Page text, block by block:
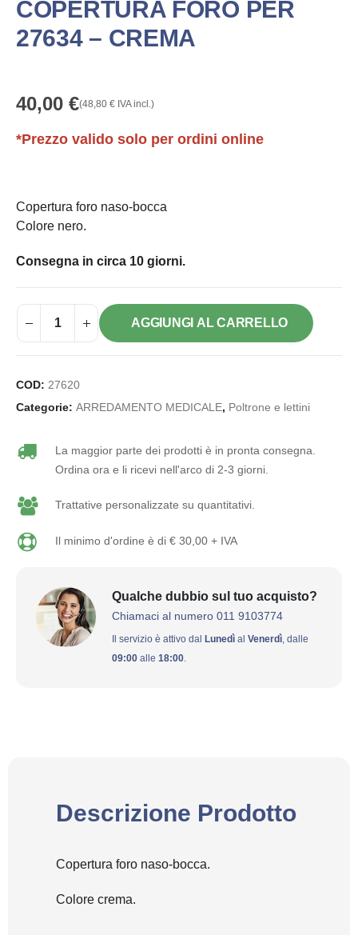
COPERTURA FORO PER
27634 – CREMA
40,00 €(48,80 € IVA incl.)
*Prezzo valido solo per ordini online
Copertura foro naso-bocca
Colore nero.
Consegna in circa 10 giorni.
AGGIUNGI AL CARRELLO
COD: 27620
Categorie: ARREDAMENTO MEDICALE, Poltrone e lettini
La maggior parte dei prodotti è in pronta consegna.
Ordina ora e li ricevi nell'arco di 2-3 giorni.
Trattative personalizzate su quantitativi.
Il minimo d'ordine è di € 30,00 + IVA
Qualche dubbio sul tuo acquisto?
Chiamaci al numero 011 9103774
Il servizio è attivo dal Lunedì al Venerdì , dalle
09:00 alle 18:00
Descrizione Prodotto
Copertura foro naso-bocca.
Colore crema.